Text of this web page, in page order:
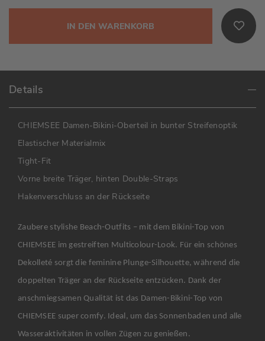
IN DEN WARENKORB
Details
CHIEMSEE Damen-Bikini-Oberteil in bunter Streifenoptik
Elastischer Materialmix
Tight-Fit
Vorne breite Träger, hinten Double-Straps
Hakenverschluss an der Rückseite
Zaubere stylishe Beach-Outfits – mit dem Bikini-Top von
CHIEMSEE im gestreiften Multicolour-Look. Für ein schönes
Dekolleté sorgt die feminine Plunge-Silhouette, während die
doppelten Träger an der Rückseite entzücken. Dank der
anschmiegsamen Qualität ist das Damen-Bikini-Top von
CHIEMSEE super comfy. Ideal, um das Sonnenbaden und alle
Wasseraktivitäten in vollen Zügen zu genießen.